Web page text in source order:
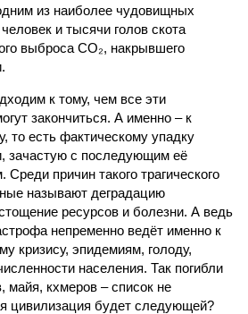
из наиболее чудовищных
и тысячи голов скота
выброса CO₂, накрывшего
к тому, чем все эти
закончиться. А именно – к
то есть фактическому упадку
зачастую с последующим её
причин такого трагического
называют деградацию
ресурсов и болезни. А ведь
непременно ведёт именно к
кризису, эпидемиям, голоду,
населения. Так погибли
майя, кхмеров – список не
цивилизация будет следующей?